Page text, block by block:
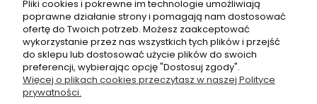
Podmiot
odpowiedzialny:
Folia samochodowa Zachariasz
Sp.k.
Pliki cookies i pokrewne im technologie umożliwiają
poprawne działanie strony i pomagają nam dostosować
ofertę do Twoich potrzeb. Możesz zaakceptować
wykorzystanie przez nas wszystkich tych plików i przejść
do sklepu lub dostosować użycie plików do swoich
preferencji, wybierając opcję "Dostosuj zgody".
Więcej o plikach cookies przeczytasz w naszej Polityce
prywatności.